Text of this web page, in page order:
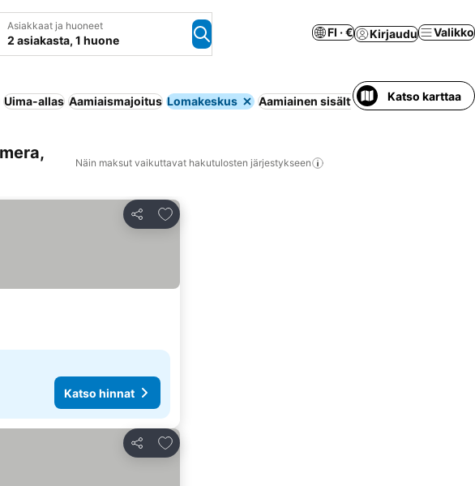
Asiakkaat ja huoneet
2 asiakasta, 1 huone
FI · € Kirjaudu Valikko
Uima-allas Aamiaismajoitus Lomakeskus Aamiainen sisältyy hintaanKatso karttaa
Näin maksut vaikuttavat hakutulosten järjestykseen
Jaa
Lisää suosikkeihin
Katso hinnat
Jaa
Lisää suosikkeihin